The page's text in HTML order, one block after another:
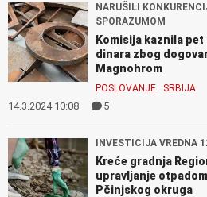
NARUŠILI
SPORAZUMOM
Komisija kaznila
dinara zbog
Magnohrom
POSLOVANJE SRBIJA
14.3.2024 10:08 5
INVESTICIJA VREDNA
Kreće gradnja
upravljanje
Pčinjskog okruga